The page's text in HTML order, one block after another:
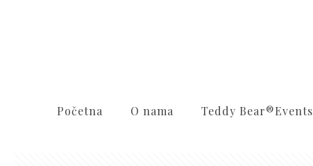
Početna O nama Teddy Bear®️Events